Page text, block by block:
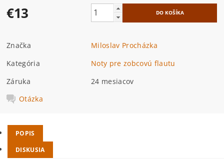
€13
Značka
Miloslav Procházka
Kategória
Noty pre zobcovú flautu
Záruka
24 mesiacov
Otázka
POPIS
DISKUSIA